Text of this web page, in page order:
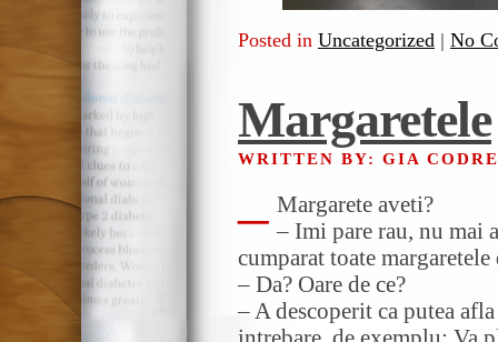
Posted in Uncategorized | No
Margaretele
WRITTEN BY: GIA
– Margarete aveti?
– Imi pare rau, nu mai
cumparat toate
– Da? Oare de ce?
– A descoperit ca putea